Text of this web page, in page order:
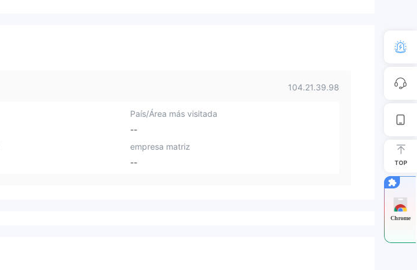
104.21.39.98
País/Área más visitada
--
empresa matriz
--
TOP
Chrome